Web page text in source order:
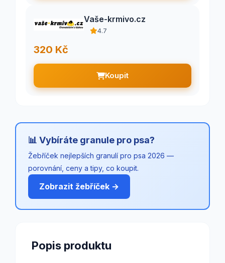
Vaše-krmivo.cz
4.7
320 Kč
Koupit
📊 Vybíráte granule pro psa?
Žebříček nejlepších granulí pro psa 2026 —
porovnání, ceny a tipy, co koupit.
Zobrazit žebříček →
Popis produktu